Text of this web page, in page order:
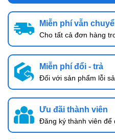
Miễn phí vẫn
Cho tất cả đơn hàng
Miễn phí đổi - trả
Đối với sản phẩm lỗi
Ưu đãi thành viên
Đăng ký thành viên để